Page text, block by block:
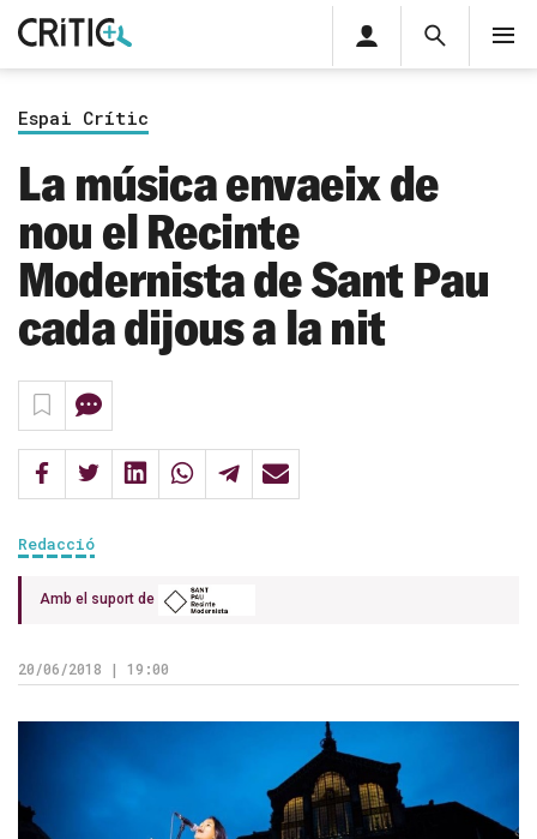
Cerca
privada
Inicia sessió
Espai Crític
La música envaeix de
nou el Recinte
Modernista de Sant Pau
cada dijous a la nit
Redacció
Amb el suport de
20/06/2018 | 19:00